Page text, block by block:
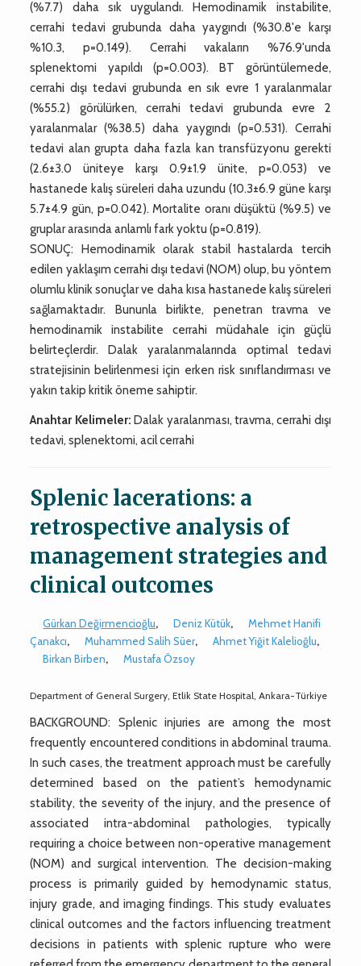
(%7.7) daha sık uygulandı. Hemodinamik instabilite,
cerrahi tedavi grubunda daha yaygındı (%30.8'e karşı
%10.3, p=0.149). Cerrahi vakaların %76.9'unda
splenektomi yapıldı (p=0.003). BT görüntülemede,
cerrahi dışı tedavi grubunda en sık evre 1 yaralanmalar
(%55.2) görülürken, cerrahi tedavi grubunda evre 2
yaralanmalar (%38.5) daha yaygındı (p=0.531). Cerrahi
tedavi alan grupta daha fazla kan transfüzyonu gerekti
(2.6±3.0 üniteye karşı 0.9±1.9 ünite, p=0.053) ve
hastanede kalış süreleri daha uzundu (10.3±6.9 güne karşı
5.7±4.9 gün, p=0.042). Mortalite oranı düşüktü (%9.5) ve
gruplar arasında anlamlı fark yoktu (p=0.819).
SONUÇ: Hemodinamik olarak stabil hastalarda tercih
edilen yaklaşım cerrahi dışı tedavi (NOM) olup, bu yöntem
olumlu klinik sonuçlar ve daha kısa hastanede kalış süreleri
sağlamaktadır. Bununla birlikte, penetran travma ve
hemodinamik instabilite cerrahi müdahale için güçlü
belirteçlerdir. Dalak yaralanmalarında optimal tedavi
stratejisinin belirlenmesi için erken risk sınıflandırması ve
yakın takip kritik öneme sahiptir.
Anahtar Kelimeler: Dalak yaralanması, travma, cerrahi dışı
tedavi, splenektomi, acil cerrahi
Splenic lacerations: a
retrospective analysis of
management strategies and
clinical outcomes
Gürkan Değirmencioğlu, Deniz Kütük,
Mehmet Hanifi
Çanakcı, Muhammed Salih Süer, Ahmet Yiğit Kalelioğlu,
Birkan Birben, Mustafa Özsoy
Department of General Surgery, Etlik State Hospital, Ankara-Türkiye
BACKGROUND: Splenic injuries are among the most
frequently encountered conditions in abdominal trauma.
In such cases, the treatment approach must be carefully
determined based on the patient’s hemodynamic
stability, the severity of the injury, and the presence of
associated intra-abdominal pathologies, typically
requiring a choice between non-operative management
(NOM) and surgical intervention. The decision-making
process is primarily guided by hemodynamic status,
injury grade, and imaging findings. This study evaluates
clinical outcomes and the factors influencing treatment
decisions in patients with splenic rupture who were